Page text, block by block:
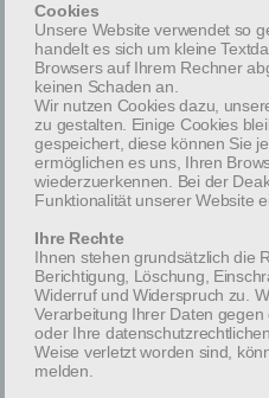
Prof. Dr.
Verdienst-
nach langer Krankheit und
November 2017, im 87.
abzuberufen.
Requiescat in pace.
Cookies
Unsere Website verwendet so
handelt es sich um kleine
Browsers auf Ihrem Rechner
keinen Schaden an.
Wir nutzen Cookies dazu,
zu gestalten. Einige Cookies
gespeichert, diese können Sie
ermöglichen es uns, Ihren
wiederzuerkennen. Bei der
Funktionalität unserer Website
Ihre Rechte
Ihnen stehen grundsätzlich die
Berichtigung, Löschung,
Widerruf und Widerspruch zu.
Verarbeitung Ihrer Daten
oder Ihre
Weise verletzt worden sind,
melden.